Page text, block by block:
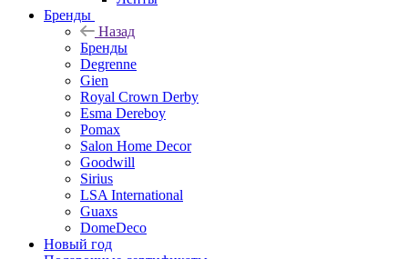
Бренды
Назад
Бренды
Degrenne
Gien
Royal Crown Derby
Esma Dereboy
Pomax
Salon Home Decor
Goodwill
Sirius
LSA International
Guaxs
DomeDeco
Новый год